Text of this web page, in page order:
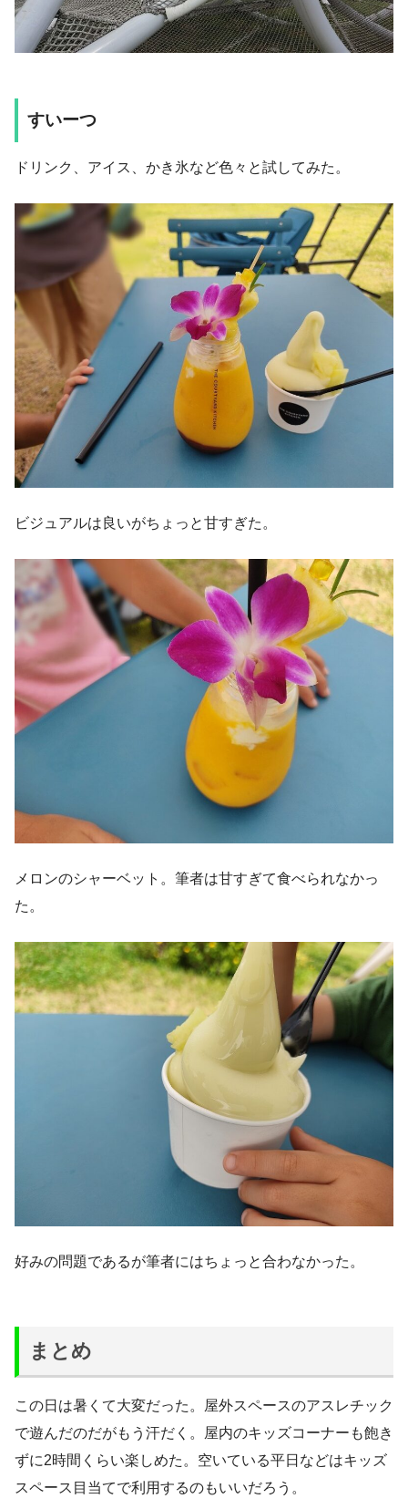
すいーつ
ドリンク、アイス、かき氷など色々と試してみた。
ビジュアルは良いがちょっと甘すぎた。
メロンのシャーベット。筆者は甘すぎて食べられなかっ
た。
好みの問題であるが筆者にはちょっと合わなかった。
まとめ
この日は暑くて大変だった。屋外スペースのアスレチック
で遊んだのだがもう汗だく。屋内のキッズコーナーも飽き
ずに2時間くらい楽しめた。空いている平日などはキッズ
スペース目当てで利用するのもいいだろう。